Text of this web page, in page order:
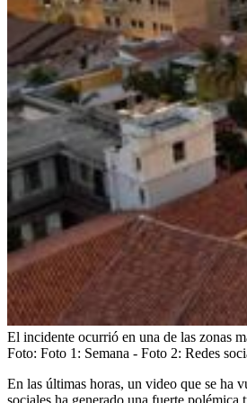
El incidente ocurrió en una de las zonas
Foto: Foto 1: Semana - Foto 2: Redes
En las últimas horas, un video que se ha
sociales ha generado una fuerte polémica